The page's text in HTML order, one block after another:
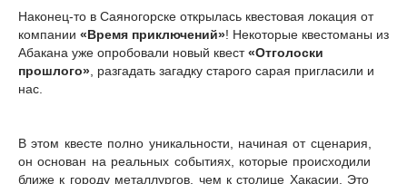
Наконец-то в Саяногорске открылась квестовая локация от
компании «Время приключений»! Некоторые квестоманы из
Абакана уже опробовали новый квест«Отголоски
прошлого» , разгадать загадку старого сарая пригласили и
нас.
В этом квесте полно уникальности, начиная от сценария,
он основан на реальных событиях, которые происходили
ближе к городу металлургов, чем к столице Хакасии. Это